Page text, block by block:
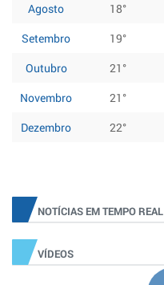
Agosto
18°
Setembro
19°
Outubro
21°
Novembro
21°
Dezembro
22°
NOTÍCIAS EM TEMPO REAL
VÍDEOS